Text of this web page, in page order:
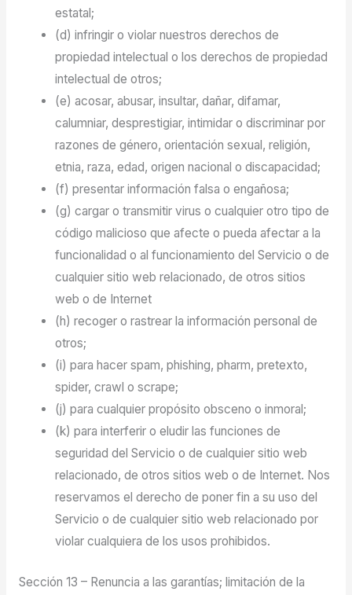
estatal;
(d) infringir o violar nuestros derechos de
propiedad intelectual o los derechos de propiedad
intelectual de otros;
(e) acosar, abusar, insultar, dañar, difamar,
calumniar, desprestigiar, intimidar o discriminar por
razones de género, orientación sexual, religión,
etnia, raza, edad, origen nacional o discapacidad;
(f) presentar información falsa o engañosa;
(g) cargar o transmitir virus o cualquier otro tipo de
código malicioso que afecte o pueda afectar a la
funcionalidad o al funcionamiento del Servicio o de
cualquier sitio web relacionado, de otros sitios
web o de Internet
(h) recoger o rastrear la información personal de
otros;
(i) para hacer spam, phishing, pharm, pretexto,
spider, crawl o scrape;
(j) para cualquier propósito obsceno o inmoral;
(k) para interferir o eludir las funciones de
seguridad del Servicio o de cualquier sitio web
relacionado, de otros sitios web o de Internet. Nos
reservamos el derecho de poner fin a su uso del
Servicio o de cualquier sitio web relacionado por
violar cualquiera de los usos prohibidos.
Sección 13 – Renuncia a las garantías; limitación de la